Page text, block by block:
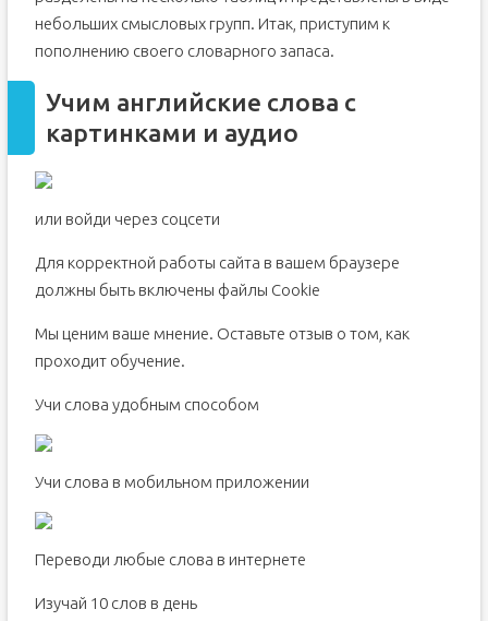
небольших смысловых групп. Итак, приступим к
пополнению своего словарного запаса.
Учим английские слова с
картинками и аудио
или войди через соцсети
Для корректной работы сайта в вашем браузере
должны быть включены файлы Сookie
Мы ценим ваше мнение. Оставьте отзыв о том, как
проходит обучение.
Учи слова удобным способом
Учи слова в мобильном приложении
Переводи любые слова в интернете
Изучай 10 слов в день